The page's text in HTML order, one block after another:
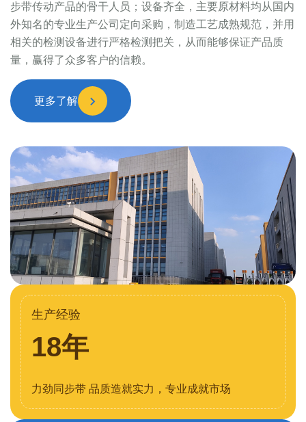
步带传动产品的骨干人员；设备齐全，主要原材料均从国内
外知名的专业生产公司定向采购，制造工艺成熟规范，并用
相关的检测设备进行严格检测把关，从而能够保证产品质
量，赢得了众多客户的信赖。
更多了解
生产经验
18年
力劲同步带 品质造就实力，专业成就市场